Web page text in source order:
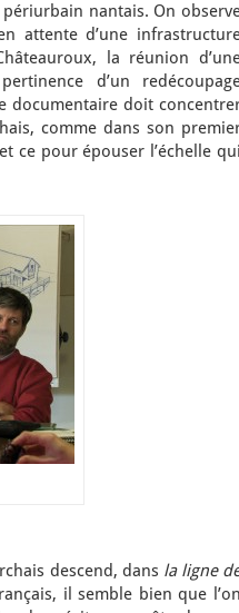
périurbain nantais. On
attente d’une
la réunion
d’un
documentaire doit
comme dans son
ce pour épouser l’échelle qui
descend, dans la ligne
il semble bien que l’on